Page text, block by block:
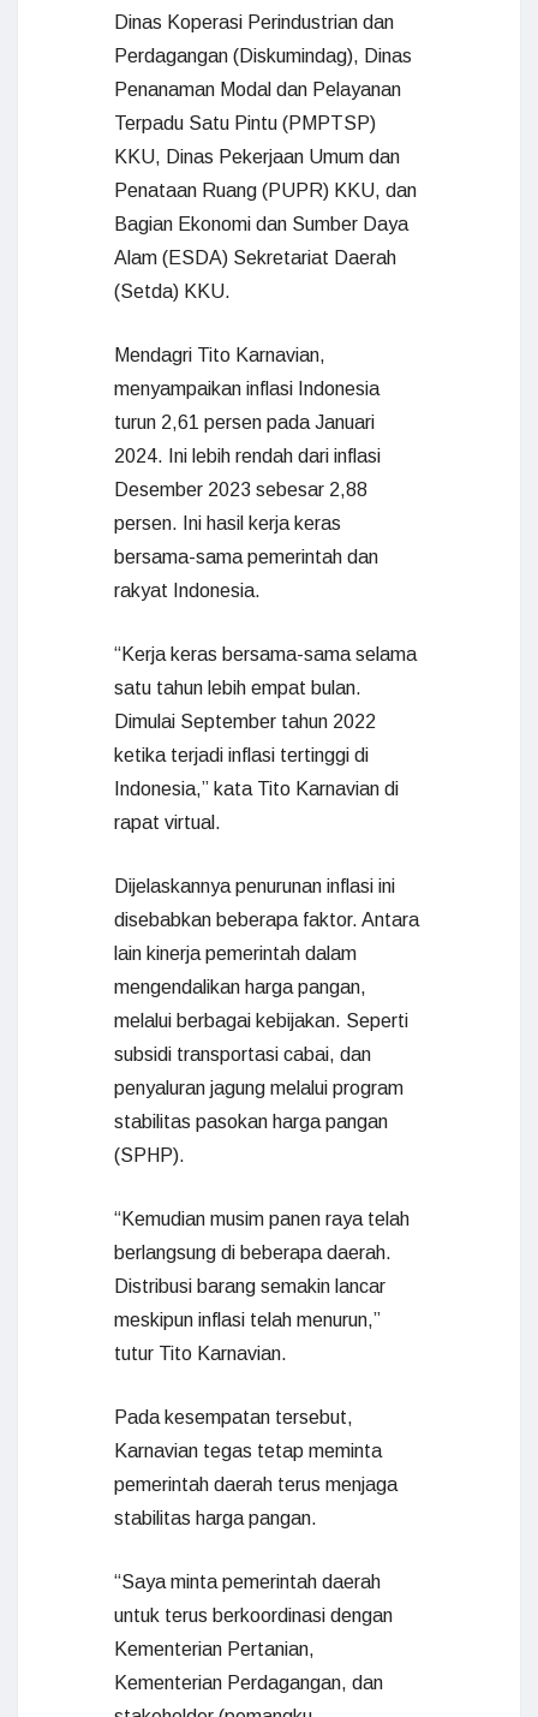
Dinas Koperasi Perindustrian dan
Perdagangan (Diskumindag), Dinas
Penanaman Modal dan Pelayanan
Terpadu Satu Pintu (PMPTSP)
KKU, Dinas Pekerjaan Umum dan
Penataan Ruang (PUPR) KKU, dan
Bagian Ekonomi dan Sumber Daya
Alam (ESDA) Sekretariat Daerah
(Setda) KKU.
Mendagri Tito Karnavian,
menyampaikan inflasi Indonesia
turun 2,61 persen pada Januari
2024. Ini lebih rendah dari inflasi
Desember 2023 sebesar 2,88
persen. Ini hasil kerja keras
bersama-sama pemerintah dan
rakyat Indonesia.
“Kerja keras bersama-sama selama
satu tahun lebih empat bulan.
Dimulai September tahun 2022
ketika terjadi inflasi tertinggi di
Indonesia,” kata Tito Karnavian di
rapat virtual.
Dijelaskannya penurunan inflasi ini
disebabkan beberapa faktor. Antara
lain kinerja pemerintah dalam
mengendalikan harga pangan,
melalui berbagai kebijakan. Seperti
subsidi transportasi cabai, dan
penyaluran jagung melalui program
stabilitas pasokan harga pangan
(SPHP).
“Kemudian musim panen raya telah
berlangsung di beberapa daerah.
Distribusi barang semakin lancar
meskipun inflasi telah menurun,”
tutur Tito Karnavian.
Pada kesempatan tersebut,
Karnavian tegas tetap meminta
pemerintah daerah terus menjaga
stabilitas harga pangan.
“Saya minta pemerintah daerah
untuk terus berkoordinasi dengan
Kementerian Pertanian,
Kementerian Perdagangan, dan